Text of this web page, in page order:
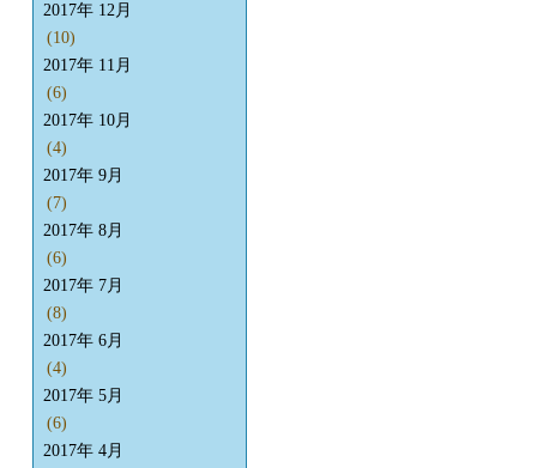
2017年 12月
(10)
2017年 11月
(6)
2017年 10月
(4)
2017年 9月
(7)
2017年 8月
(6)
2017年 7月
(8)
2017年 6月
(4)
2017年 5月
(6)
2017年 4月